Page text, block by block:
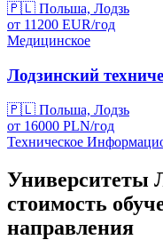
🇵🇱 Польша, Лодзь
от 11200 EUR/год
Медицинское
Лодзинский
🇵🇱 Польша, Лодзь
от 16000 PLN/год
Техническое
Университеты
стоимость
направления